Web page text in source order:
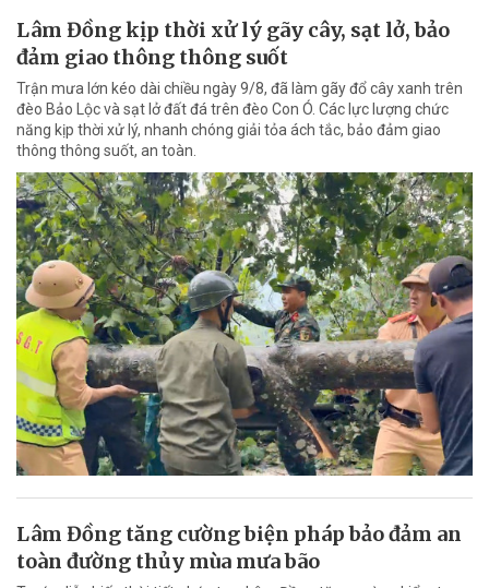
Lâm Đồng kịp thời xử lý gãy cây, sạt lở, bảo
đảm giao thông thông suốt
Trận mưa lớn kéo dài chiều ngày 9/8, đã làm gãy đổ cây xanh trên
đèo Bảo Lộc và sạt lở đất đá trên đèo Con Ó. Các lực lượng chức
năng kịp thời xử lý, nhanh chóng giải tỏa ách tắc, bảo đảm giao
thông thông suốt, an toàn.
Lâm Đồng tăng cường biện pháp bảo đảm an
toàn đường thủy mùa mưa bão